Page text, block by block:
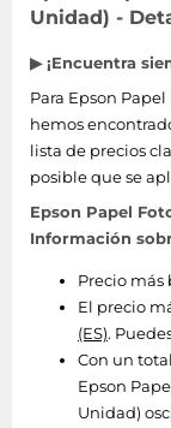
Unidad) -
▶ ¡Encuentra
Para Epson Papel
hemos
lista de precios
posible que se
Epson Papel
Información
Precio más
El precio
(ES).
Con un
Epson
Unidad)